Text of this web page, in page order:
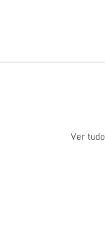
Ver tudo